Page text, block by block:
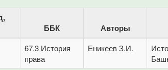
ББК Авторы
67.3 История
права
Еникеев З.И.